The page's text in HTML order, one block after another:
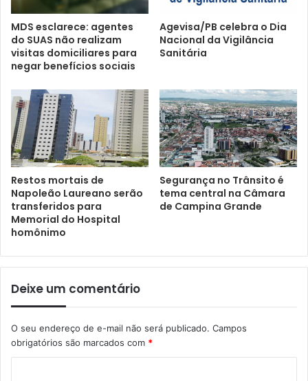
MDS esclarece: agentes
do SUAS não realizam
visitas domiciliares para
negar benefícios sociais
Agevisa/PB celebra o Dia
Nacional da Vigilância
Sanitária
Restos mortais de
Napoleão Laureano serão
transferidos para
Memorial do Hospital
homônimo
Segurança no Trânsito é
tema central na Câmara
de Campina Grande
Deixe um comentário
O seu endereço de e-mail não será publicado. Campos
obrigatórios são marcados com *